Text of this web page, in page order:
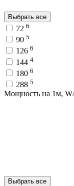
Выбрать все
72 6
90 5
126 6
144 4
180 6
288 5
Мощность на 1м,
Выбрать все